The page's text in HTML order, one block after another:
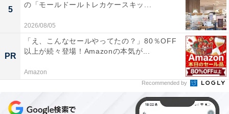
「養老渓谷」は深緑のマイナスイオンで全身涼し
く！ 粟又の滝・滝めぐりハイキング・黒湯温泉で
夏の房総を満喫
5
の「モールドールトレカケースキッ...
2026/08/05
PR
「え、こんなセールやってたの？」80％OFF
以上が続々登場！Amazonの本気が...
Amazon
Recommended by